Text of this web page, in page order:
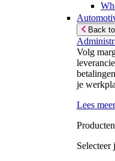
Back
Volg
je
Lees